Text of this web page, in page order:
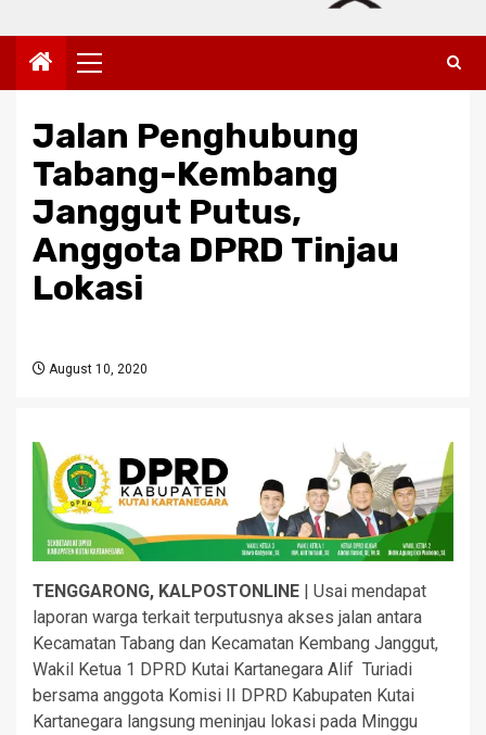
Primary
Menu
Jalan Penghubung
Tabang-Kembang
Janggut Putus,
Anggota DPRD Tinjau
Lokasi
August 10, 2020
TENGGARONG, KALPOSTONLINE | Usai mendapat
laporan warga terkait terputusnya akses jalan antara
Kecamatan Tabang dan Kecamatan Kembang Janggut,
Wakil Ketua 1 DPRD Kutai Kartanegara Alif Turiadi
bersama anggota Komisi II DPRD Kabupaten Kutai
Kartanegara langsung meninjau lokasi pada Minggu